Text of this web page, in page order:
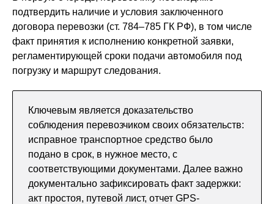
подтвердить наличие и условия заключенного
договора перевозки (ст. 784–785 ГК РФ), в том числе
факт принятия к исполнению конкретной заявки,
регламентирующей сроки подачи автомобиля под
погрузку и маршрут следования.
Ключевым является доказательство
соблюдения перевозчиком своих обязательств:
исправное транспортное средство было
подано в срок, в нужное место, с
соответствующими документами. Далее важно
документально зафиксировать факт задержки:
акт простоя, путевой лист, отчет GPS-